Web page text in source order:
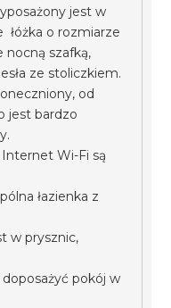
jest w
o rozmiarze
nocną szafką,
ze stoliczkiem.
od
jest bardzo
Wi-Fi są
łazienka z
w prysznic,
pokój w